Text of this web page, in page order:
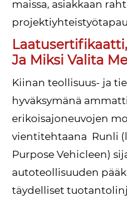
maissa, asiakkaan
Ja Miksi Valita
Kiinan teollisuus- ja
hyväksymänä
erikoisajoneuvojen
vientitehtaana Runli
Purpose Vehicleen)
autoteollisuuden
täydelliset